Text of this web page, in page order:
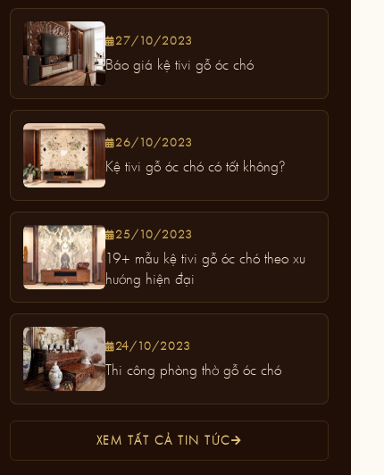
27/10/2023
Báo giá kệ tivi gỗ óc chó
26/10/2023
Kệ tivi gỗ óc chó có tốt không?
25/10/2023
19+ mẫu kệ tivi gỗ óc chó theo xu
hướng hiện đại
24/10/2023
Thi công phòng thờ gỗ óc chó
XEM TẤT CẢ TIN TỨC